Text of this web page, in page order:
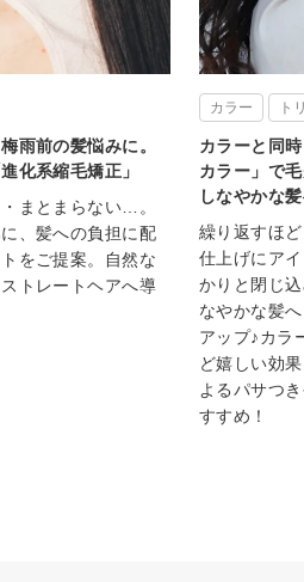
雨前の髪悩みに。
化系縮毛矯正」
まとまらない…。
、髪への負担に配
をご提案。自然な
トレートヘアへ導
カラー ト
カラーと同
カラー」で
しなやかな
繰り返すほ
仕上げにア
かりと閉じ
なやかな髪
アップ♪カラ
ど嬉しい効
よるパサつ
すすめ！